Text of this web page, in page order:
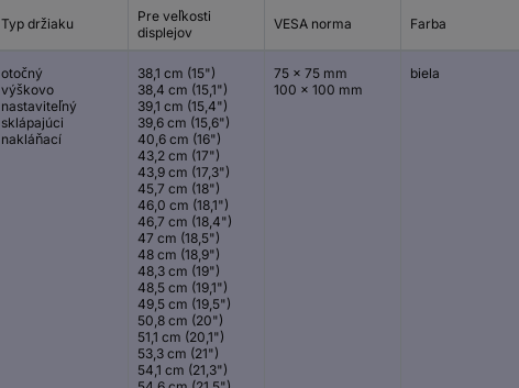
Typ držiaku
Pre veľkosti
displejov
VESA norma Farba
otočný
výškovo
nastaviteľný
sklápajúci
nakláňací
38,1 cm (15")
38,4 cm (15,1")
39,1 cm (15,4")
39,6 cm (15,6")
40,6 cm (16")
43,2 cm (17")
43,9 cm (17,3")
45,7 cm (18")
46,0 cm (18,1")
46,7 cm (18,4")
47 cm (18,5")
48 cm (18,9")
48,3 cm (19")
48,5 cm (19,1")
49,5 cm (19,5")
50,8 cm (20")
51,1 cm (20,1")
53,3 cm (21")
54,1 cm (21,3")
75 x 75 mm
100 x 100 mm
biela